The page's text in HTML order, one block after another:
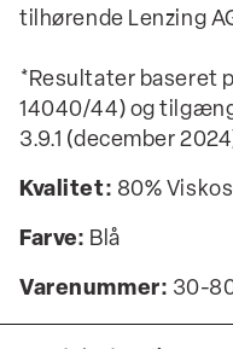
tilhørende Lenzing
*Resultater baseret
14040/44) og
3.9.1 (december
Kvalitet: 80%
Farve: Blå
Varenummer: 30-